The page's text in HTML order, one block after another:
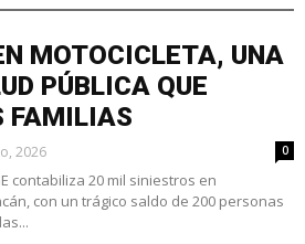
MOTOCICLETA, UNA
PÚBLICA QUE
FAMILIAS
2026 0
contabiliza 20 mil siniestros en
con un trágico saldo de 200 personas